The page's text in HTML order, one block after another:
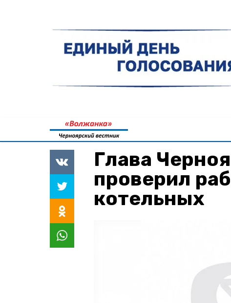
Глава
проверил
котельных